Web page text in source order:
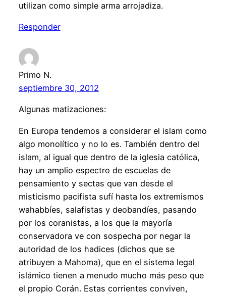
utilizan como simple arma arrojadiza.
Responder
Primo N.
septiembre 30, 2012
Algunas matizaciones:
En Europa tendemos a considerar el islam como
algo monolítico y no lo es. También dentro del
islam, al igual que dentro de la iglesia católica,
hay un amplio espectro de escuelas de
pensamiento y sectas que van desde el
misticismo pacifista sufí hasta los extremismos
wahabbíes, salafistas y deobandíes, pasando
por los coranistas, a los que la mayoría
conservadora ve con sospecha por negar la
autoridad de los hadices (dichos que se
atribuyen a Mahoma), que en el sistema legal
islámico tienen a menudo mucho más peso que
el propio Corán. Estas corrientes conviven,